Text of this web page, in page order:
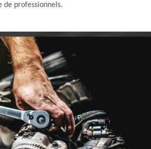
de professionnels.